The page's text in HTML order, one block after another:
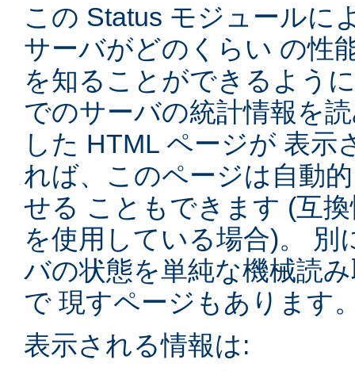
この Status モジュールに
サーバがどのくらい の性
を知ることができるよう
でのサーバの統計情報を
した HTML ページが 表示
れば、このページは自動
せる こともできます (互
を使用している場合)。 別
バの状態を単純な機械読
で 現すページもあります
表示される情報は: